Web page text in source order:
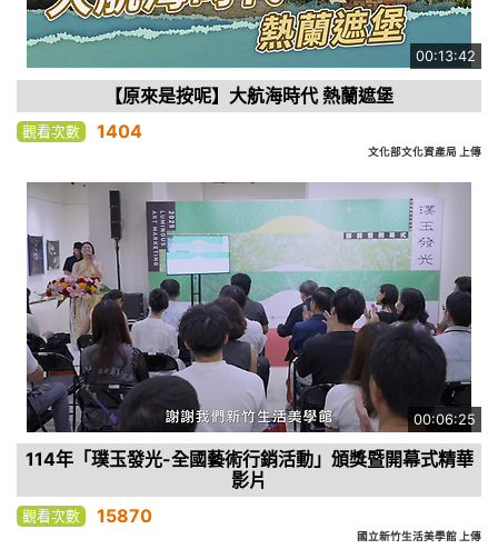
00:13:42
【原來是按呢】大航海時代 熱蘭遮堡
觀看次數 1404
文化部文化資產局 上傳
00:06:25
114年「璞玉發光-全國藝術行銷活動」頒獎暨開幕式精華
影片
觀看次數 15870
國立新竹生活美學館 上傳